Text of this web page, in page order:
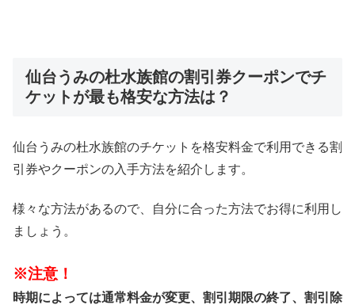
仙台うみの杜水族館の割引券クーポンでチ
ケットが最も格安な方法は？
仙台うみの杜水族館のチケットを格安料金で利用できる割
引券やクーポンの入手方法を紹介します。
様々な方法があるので、自分に合った方法でお得に利用し
ましょう。
※注意！
時期によっては通常料金が変更、割引期限の終了、割引除